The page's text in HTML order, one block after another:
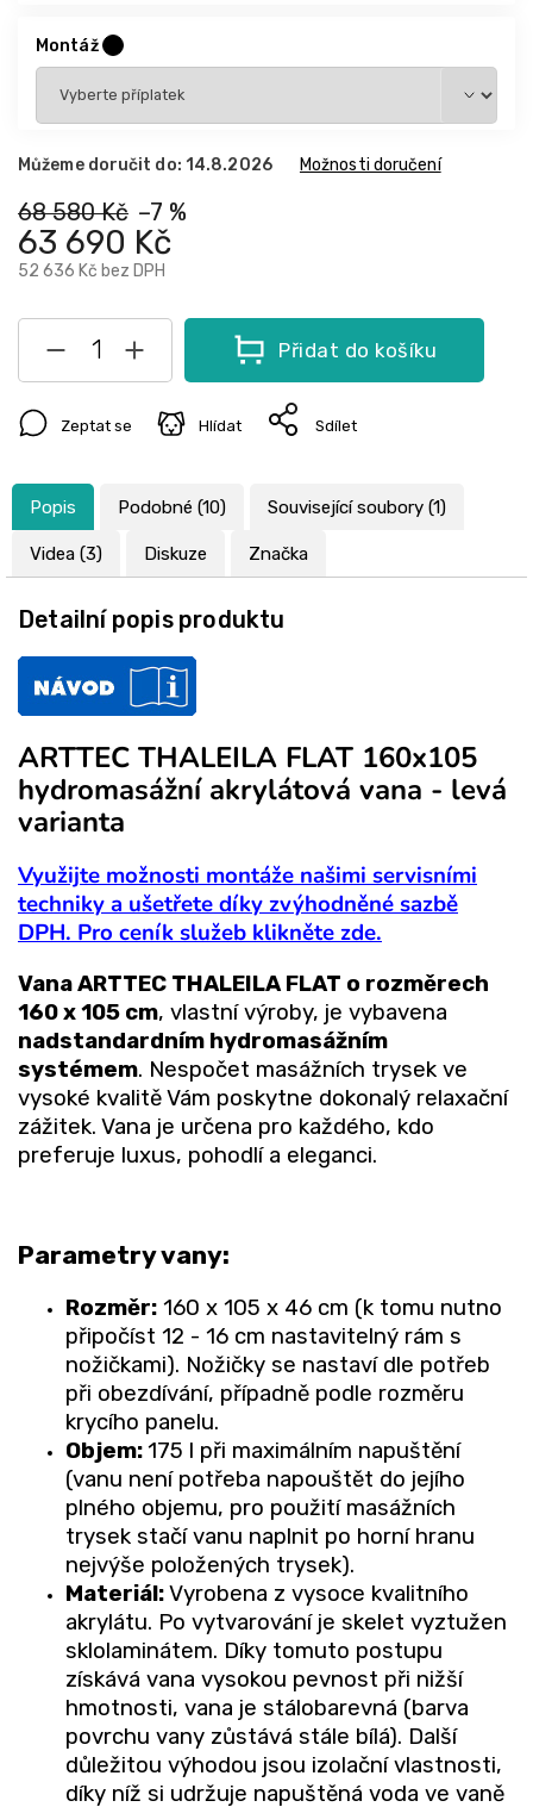
68 580 Kč –7 %
63 690 Kč
52 636 Kč bez DPH
Montáž
Můžeme doručit do: 14.8.2026 Možnosti doručení
Přidat do košíku
Zeptat se Hlídat Sdílet
Popis Podobné (10) Související soubory (1)
Videa (3) Diskuze Značka
Detailní popis produktu
ARTTEC THALEILA FLAT 160x105
hydromasážní akrylátová vana - levá
varianta
Využijte možnosti montáže našimi servisními
techniky a ušetřete díky zvýhodněné sazbě
DPH. Pro ceník služeb klikněte zde.
Vana ARTTEC THALEILA FLAT o rozměrech
160 x 105 cm, vlastní výroby, je vybavena
nadstandardním hydromasážním
systémem. Nespočet masážních trysek ve
vysoké kvalitě Vám poskytne dokonalý relaxační
zážitek. Vana je určena pro každého, kdo
preferuje luxus, pohodlí a eleganci.
Parametry vany:
Rozměr: 160 x 105 x 46 cm (k tomu nutno
připočíst 12 - 16 cm nastavitelný rám s
nožičkami). Nožičky se nastaví dle potřeb
při obezdívání, případně podle rozměru
krycího panelu.
Objem:175 l při maximálním napuštění
(vanu není potřeba napouštět do jejího
plného objemu, pro použití masážních
trysek stačí vanu naplnit po horní hranu
nejvýše položených trysek).
Materiál:Vyrobena z vysoce kvalitního
akrylátu. Po vytvarování je skelet vyztužen
sklolaminátem. Díky tomuto postupu
získává vana vysokou pevnost při nižší
hmotnosti, vana je stálobarevná (barva
povrchu vany zůstává stále bílá). Další
důležitou výhodou jsou izolační vlastnosti,
díky níž si udržuje napuštěná voda ve vaně